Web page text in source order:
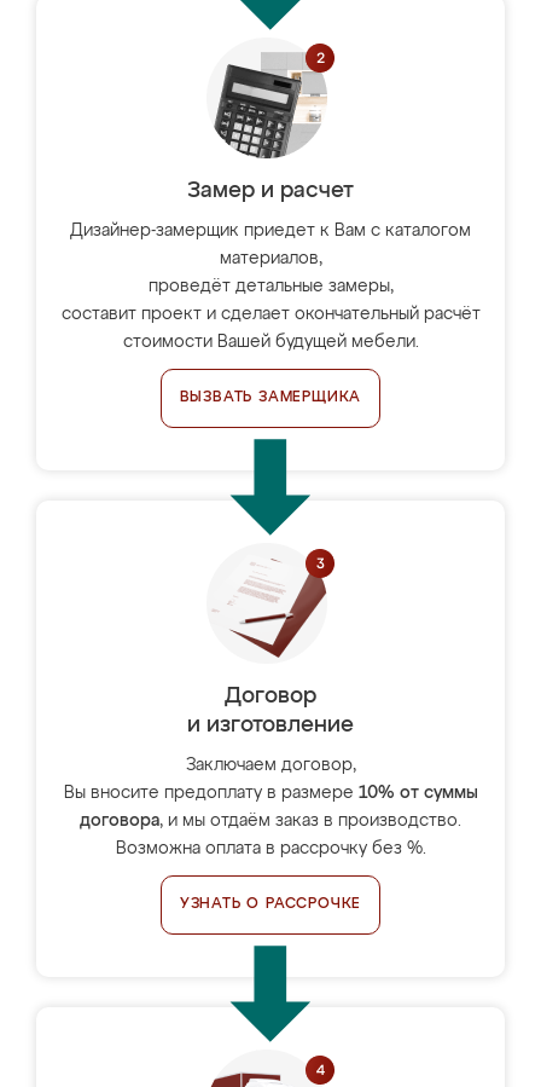
Замер и расчет
Дизайнер-замерщик приедет к Вам с каталогом
материалов,
проведёт детальные замеры,
составит проект и сделает окончательный расчёт
стоимости Вашей будущей мебели.
ВЫЗВАТЬ ЗАМЕРЩИКА
Договор
и изготовление
Заключаем договор,
Вы вносите предоплату в размере 10% от суммы
договора, и мы отдаём заказ в производство.
Возможна оплата в рассрочку без %.
УЗНАТЬ О РАССРОЧКЕ